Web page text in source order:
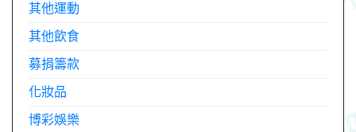
其他運動
其他飲食
募捐籌款
化妝品
博彩娛樂